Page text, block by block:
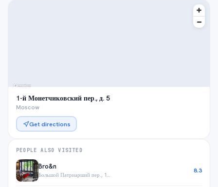
1-й Монетчиковский пер., д. 5
Moscow
Get directions
PEOPLE ALSO VISITED
Bro&n
Большой Патриарший пер., 14/27
8.3